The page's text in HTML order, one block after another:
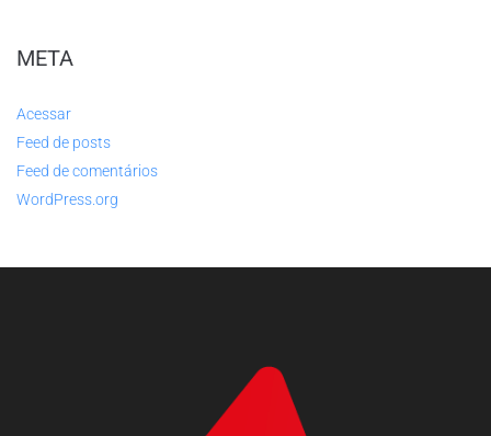
META
Acessar
Feed de posts
Feed de comentários
WordPress.org